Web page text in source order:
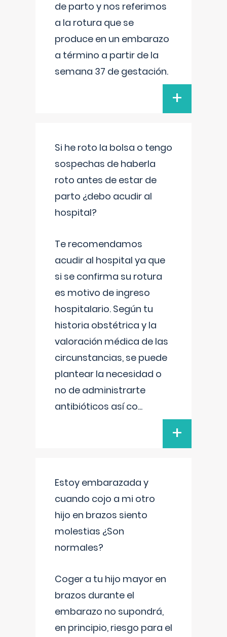
de parto y nos referimos
a la rotura que se
produce en un embarazo
a término a partir de la
semana 37 de gestación.
+
Si he roto la bolsa o tengo
sospechas de haberla
roto antes de estar de
parto ¿debo acudir al
hospital?
Te recomendamos
acudir al hospital ya que
si se confirma su rotura
es motivo de ingreso
hospitalario. Según tu
historia obstétrica y la
valoración médica de las
circunstancias, se puede
plantear la necesidad o
no de administrarte
antibióticos así co...
+
Estoy embarazada y
cuando cojo a mi otro
hijo en brazos siento
molestias ¿Son
normales?
Coger a tu hijo mayor en
brazos durante el
embarazo no supondrá,
en principio, riesgo para el